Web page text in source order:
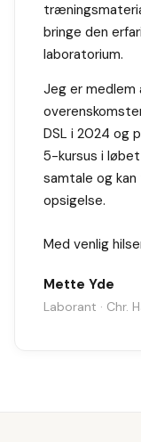
bringe den
laboratorium.
Jeg er medlem
DSL i 2024 og
5-kursus i
samtale og
opsigelse.
Med venlig
Mette Yde
Laborant · Chr.